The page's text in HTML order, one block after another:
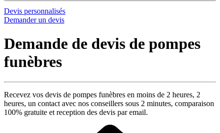
Devis personnalisés
Demander un devis
Demande de devis de pompes
funèbres
Recevez vos devis de pompes funèbres en moins de 2 heures, 2
heures, un contact avec nos conseillers sous 2 minutes, comparaison
100% gratuite et reception des devis par email.